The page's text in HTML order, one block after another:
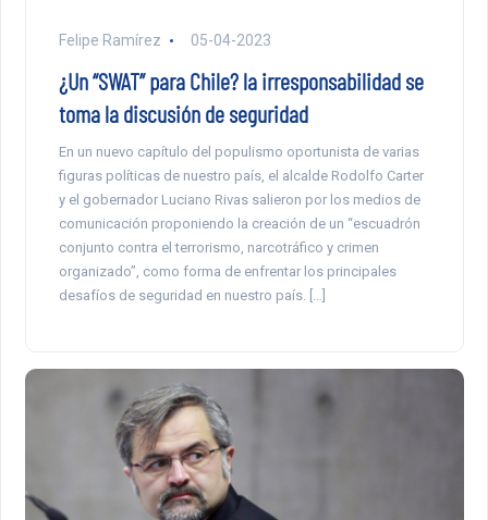
Felipe Ramírez 05-04-2023
¿Un “SWAT” para Chile? la irresponsabilidad se
toma la discusión de seguridad
En un nuevo capítulo del populismo oportunista de varias
figuras políticas de nuestro país, el alcalde Rodolfo Carter
y el gobernador Luciano Rivas salieron por los medios de
comunicación proponiendo la creación de un “escuadrón
conjunto contra el terrorismo, narcotráfico y crimen
organizado”, como forma de enfrentar los principales
desafíos de seguridad en nuestro país. […]